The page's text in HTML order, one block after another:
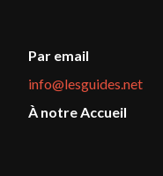
Par email
info@lesguides.net
À notre Accueil